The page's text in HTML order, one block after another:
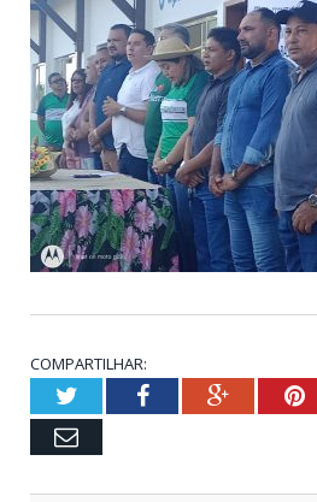
COMPARTILHAR:
TwitterFacebookGoogle+
Email